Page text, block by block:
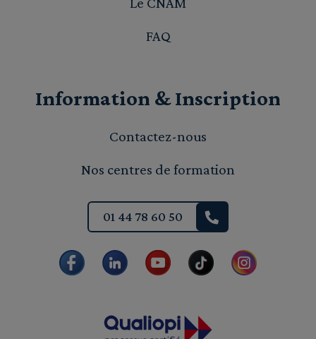
FAQ
Information & Inscription
Contactez-nous
Nos centres de formation
01 44 78 60 50